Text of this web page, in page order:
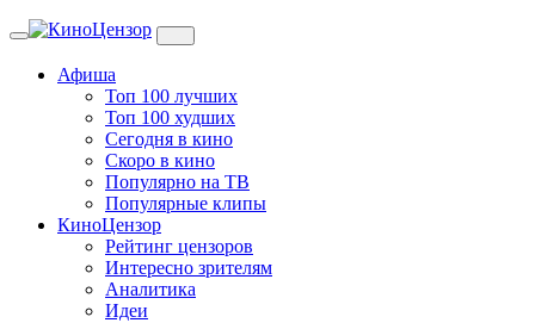
Toggle
Афиша
Топ 100 лучших
Топ 100 худших
Сегодня в кино
Скоро в кино
Популярно на ТВ
Популярные клипы
КиноЦензор
Рейтинг цензоров
Интересно зрителям
Аналитика
Идеи